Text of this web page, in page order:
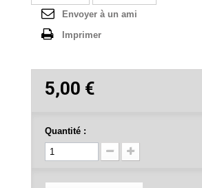
Envoyer à un ami
Imprimer
5,00 €
Quantité :